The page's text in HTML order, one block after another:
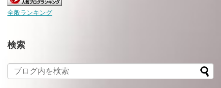
全般ランキング
検索